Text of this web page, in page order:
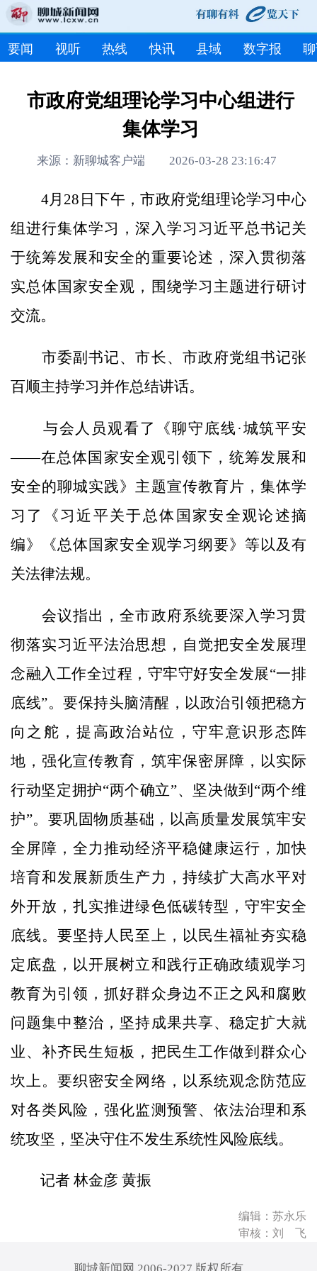
要闻 视听 热线 快讯 县域 数字报
市政府党组理论学习中心组进行
集体学习
来源：新聊城客户端 2026-03-28 23:16:47
4月28日下午，市政府党组理论学习中心
组进行集体学习，深入学习习近平总书记关
于统筹发展和安全的重要论述，深入贯彻落
实总体国家安全观，围绕学习主题进行研讨
交流。
市委副书记、市长、市政府党组书记张
百顺主持学习并作总结讲话。
与会人员观看了《聊守底线·城筑平安
——在总体国家安全观引领下，统筹发展和
安全的聊城实践》主题宣传教育片，集体学
习了《习近平关于总体国家安全观论述摘
编》《总体国家安全观学习纲要》等以及有
关法律法规。
会议指出，全市政府系统要深入学习贯
彻落实习近平法治思想，自觉把安全发展理
念融入工作全过程，守牢守好安全发展“一排
底线”。要保持头脑清醒，以政治引领把稳方
向之舵，提高政治站位，守牢意识形态阵
地，强化宣传教育，筑牢保密屏障，以实际
行动坚定拥护“两个确立”、坚决做到“两个维
护”。要巩固物质基础，以高质量发展筑牢安
全屏障，全力推动经济平稳健康运行，加快
培育和发展新质生产力，持续扩大高水平对
外开放，扎实推进绿色低碳转型，守牢安全
底线。要坚持人民至上，以民生福祉夯实稳
定底盘，以开展树立和践行正确政绩观学习
教育为引领，抓好群众身边不正之风和腐败
问题集中整治，坚持成果共享、稳定扩大就
业、补齐民生短板，把民生工作做到群众心
坎上。要织密安全网络，以系统观念防范应
对各类风险，强化监测预警、依法治理和系
统攻坚，坚决守住不发生系统性风险底线。
记者 林金彦 黄振
编辑：苏永乐
审核：刘 飞